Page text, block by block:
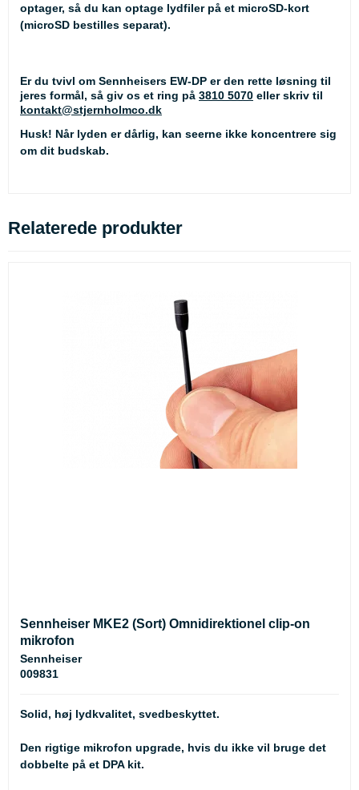
optager, så du kan optage lydfiler på et microSD-kort
(microSD bestilles separat).
Er du tvivl om Sennheisers EW-DP er den rette løsning til
jeres formål, så giv os et ring på 3810 5070 eller skriv til
kontakt@stjernholmco.dk
Husk! Når lyden er dårlig, kan seerne ikke koncentrere sig
om dit budskab.
Relaterede produkter
Sennheiser MKE2 (Sort) Omnidirektionel clip-on
mikrofon
Sennheiser
009831
Solid, høj lydkvalitet, svedbeskyttet.
Den rigtige mikrofon upgrade, hvis du ikke vil bruge det
dobbelte på et DPA kit.